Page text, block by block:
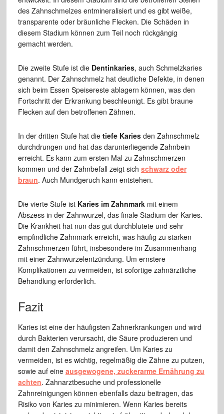
des Zahnschmelzes entmineralisiert und es gibt weiße,
transparente oder bräunliche Flecken. Die Schäden in
diesem Stadium können zum Teil noch rückgängig
gemacht werden.
Die zweite Stufe ist die Dentinkaries, auch Schmelzkaries
genannt. Der Zahnschmelz hat deutliche Defekte, in denen
sich beim Essen Speisereste ablagern können, was den
Fortschritt der Erkrankung beschleunigt. Es gibt braune
Flecken auf den betroffenen Zähnen.
In der dritten Stufe hat die tiefe Karies den Zahnschmelz
durchdrungen und hat das darunterliegende Zahnbein
erreicht. Es kann zum ersten Mal zu Zahnschmerzen
kommen und der Zahnbefall zeigt sich schwarz oder
braun. Auch Mundgeruch kann entstehen.
Die vierte Stufe ist Karies im Zahnmarkmit einem
Abszess in der Zahnwurzel, das finale Stadium der Karies.
Die Krankheit hat nun das gut durchblutete und sehr
empfindliche Zahnmark erreicht, was häufig zu starken
Zahnschmerzen führt, insbesondere im Zusammenhang
mit einer Zahnwurzelentzündung. Um ernstere
Komplikationen zu vermeiden, ist sofortige zahnärztliche
Behandlung erforderlich.
Fazit
Karies ist eine der häufigsten Zahnerkrankungen und wird
durch Bakterien verursacht, die Säure produzieren und
damit den Zahnschmelz angreifen. Um Karies zu
vermeiden, ist es wichtig, regelmäßig die Zähne zu putzen,
sowie auf eine ausgewogene, zuckerarme Ernährung zu
achten. Zahnarztbesuche und professionelle
Zahnreinigungen können ebenfalls dazu beitragen, das
Risiko von Karies zu minimieren. Wenn Karies bereits